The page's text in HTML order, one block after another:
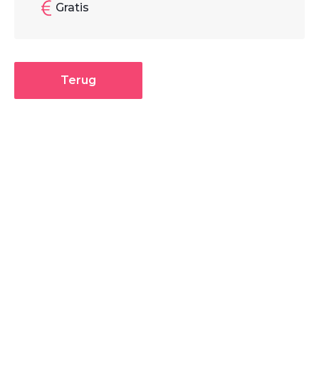
Gratis
Terug